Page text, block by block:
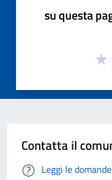
su questa
Contatta il
Leggi le